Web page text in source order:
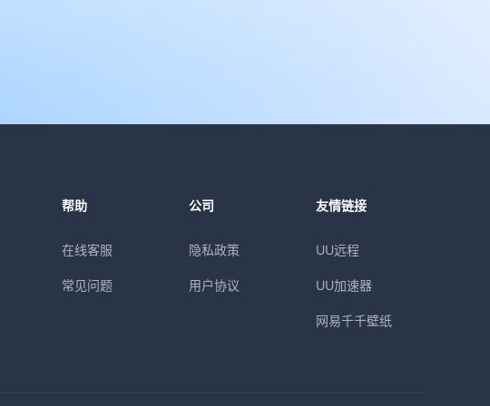
帮助
在线客服
常见问题
公司
隐私政策
用户协议
友情链接
UU远程
UU加速器
网易千千壁纸